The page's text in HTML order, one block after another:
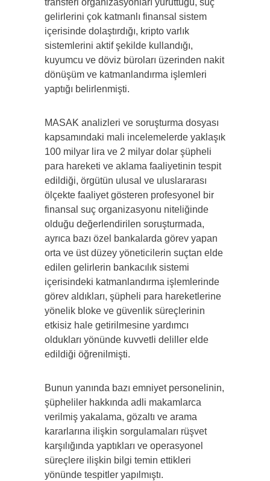
transferi organizasyonları yürüttüğü, suç
gelirlerini çok katmanlı finansal sistem
içerisinde dolaştırdığı, kripto varlık
sistemlerini aktif şekilde kullandığı,
kuyumcu ve döviz büroları üzerinden nakit
dönüşüm ve katmanlandırma işlemleri
yaptığı belirlenmişti.
MASAK analizleri ve soruşturma dosyası
kapsamındaki mali incelemelerde yaklaşık
100 milyar lira ve 2 milyar dolar şüpheli
para hareketi ve aklama faaliyetinin tespit
edildiği, örgütün ulusal ve uluslararası
ölçekte faaliyet gösteren profesyonel bir
finansal suç organizasyonu niteliğinde
olduğu değerlendirilen soruşturmada,
ayrıca bazı özel bankalarda görev yapan
orta ve üst düzey yöneticilerin suçtan elde
edilen gelirlerin bankacılık sistemi
içerisindeki katmanlandırma işlemlerinde
görev aldıkları, şüpheli para hareketlerine
yönelik bloke ve güvenlik süreçlerinin
etkisiz hale getirilmesine yardımcı
oldukları yönünde kuvvetli deliller elde
edildiği öğrenilmişti.
Bunun yanında bazı emniyet personelinin,
şüpheliler hakkında adli makamlarca
verilmiş yakalama, gözaltı ve arama
kararlarına ilişkin sorgulamaları rüşvet
karşılığında yaptıkları ve operasyonel
süreçlere ilişkin bilgi temin ettikleri
yönünde tespitler yapılmıştı.